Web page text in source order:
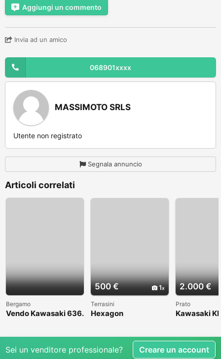
Aggiungi un commento
Invia ad un amico
068901xxxx
MASSIMOTO SRLS
Utente non registrato
Segnala annuncio
Articoli correlati
Bergamo
Vendo Kawasaki 636.
500 € 1
Terrasini
Hexagon
2.000 €
Prato
Kawasaki
Sei un venditore professionale? Creare un account